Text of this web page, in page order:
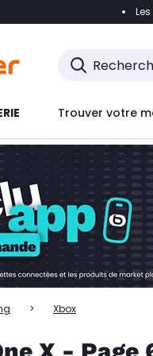
Accéder
Trouver votre
Xbox